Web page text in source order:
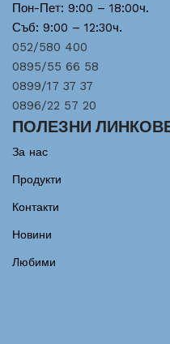
Пон-Пет: 9:00 – 18:00ч.
Съб: 9:00 – 12:30ч.
052/580 400
0895/55 66 58
0899/17 37 37
0896/22 57 20
ПОЛЕЗНИ
За нас
Продукти
Контакти
Новини
Любими